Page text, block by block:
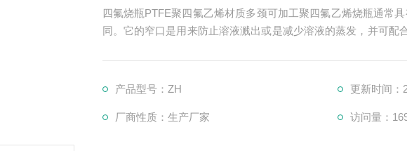
四氟烧瓶PTFE聚四氟乙烯材质多颈可加工聚四氟乙烯烧瓶通常
同。它的窄口是用来防止溶液溅出或是减少溶液的蒸发，并可配
拌棒轻触瓶口以防止溶液沿外壁流下。
产品型号：ZH 更新时间：
厂商性质：生产厂家 访问量：